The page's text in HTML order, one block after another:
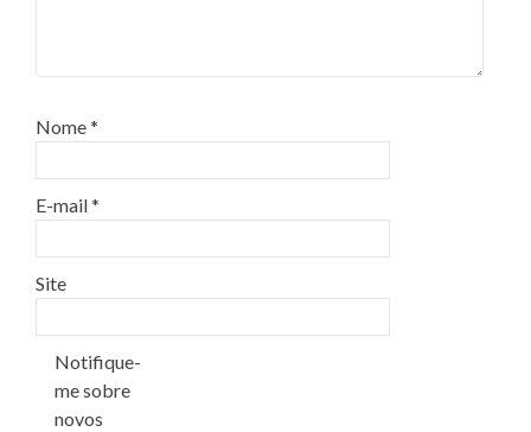
Nome*
E-mail*
Site
Notifique-
me sobre
novos